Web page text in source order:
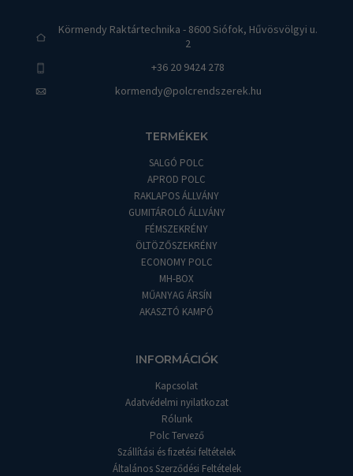
Körmendy Raktártechnika - 8600 Siófok, Hűvösvölgyi u.
2
+36 20 9424 278
kormendy@polcrendszerek.hu
TERMÉKEK
SALGÓ POLC
APROD POLC
RAKLAPOS ÁLLVÁNY
GUMITÁROLÓ ÁLLVÁNY
FÉMSZEKRÉNY
ÖLTÖZŐSZEKRÉNY
ECONOMY POLC
MH-BOX
MŰANYAG ÁRSÍN
AKASZTÓ KAMPÓ
INFORMÁCIÓK
Kapcsolat
Adatvédelmi nyilatkozat
Rólunk
Polc Tervező
Szállítási és fizetési feltételek
Általános Szerződési Feltételek